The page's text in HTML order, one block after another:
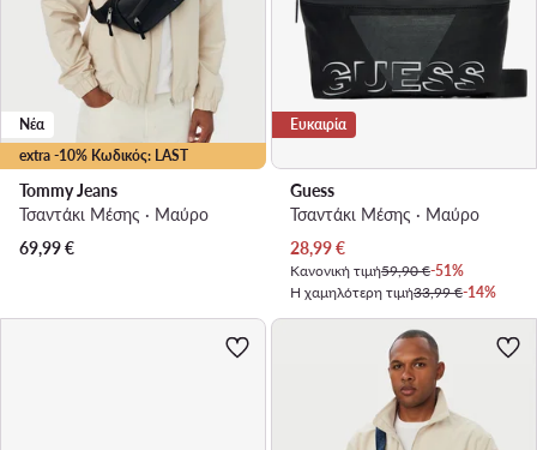
extra -10% Κωδικός: LAST
Νέα
Tommy Jeans
Τσαντάκι Μέσης · Μαύρο
69,99€
Ευκαιρία
Guess
Τσαντάκι Μέσης · Μαύρο
Τρέχουσα τιμή
28,99€
Κανονική τιμή59,90 €-51%
Η χαμηλότερη τιμή33,99 €-14%